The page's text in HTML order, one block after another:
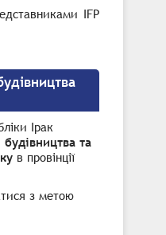
IFP
Ірак
та
в провінції
з метою